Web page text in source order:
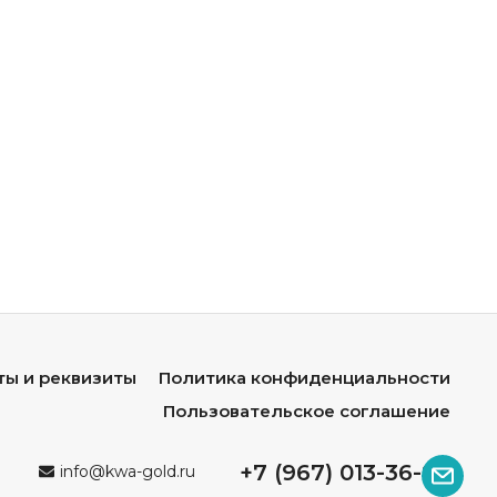
и реквизиты
Политика конфиденциальности
Пользовательское соглашение
info@kwa-gold.ru +7 (967) 013-36-96